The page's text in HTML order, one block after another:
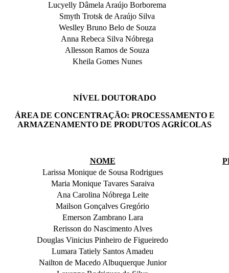
Lucyelly Dâmela Araújo Borborema
Smyth Trotsk de Araújo Silva
Weslley Bruno Belo de Souza
Anna Rebeca Silva Nóbrega
Allesson Ramos de Souza
Kheila Gomes Nunes
NÍVEL DOUTORADO
ÁREA DE CONCENTRAÇÃO: PROCESSAMENTO E
ARMAZENAMENTO DE PRODUTOS AGRÍCOLAS
NOME
Larissa Monique de Sousa Rodrigues
Maria Monique Tavares Saraiva
Ana Carolina Nóbrega Leite
Mailson Gonçalves Gregório
Emerson Zambrano Lara
Rerisson do Nascimento Alves
Douglas Vinicius Pinheiro de Figueiredo
Lumara Tatiely Santos Amadeu
Nailton de Macedo Albuquerque Junior